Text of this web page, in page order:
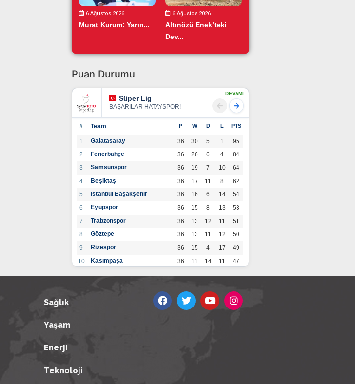
6 Ağustos 2026
Murat Kurum: Yarın...
6 Ağustos 2026
Altınözü Enek’teki
Dev...
Puan Durumu
Süper Lig
BAŞARILAR HATAYSPOR!
DEVAMI
# Team P W D L PTS
1 Galatasaray 36 30 5 1
95
2
Fenerbahçe 36 26 6 4
84
3
Samsunspor 36 19 7 10
64
4
Beşiktaş 36 17 11 8
62
5
İstanbul Başakşehir 36 16 6 14
54
6
Eyüpspor 36 15 8 13
53
7
Trabzonspor 36 13 12 11
51
8
Göztepe 36 13 11 12
50
9
Rizespor 36 15 4 17
49
10
Kasımpaşa 36 11 14 11
47
36 12 9 15
45
18
Sağlık
Yaşam
Enerji
Teknoloji